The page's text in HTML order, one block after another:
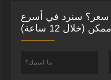
سعر؟ سنرد في أسرع
(خلال 12 ساعة)